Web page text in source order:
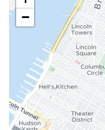
장애인
불연자객실
흡연 구역
리셉션 서비스
24시간 프런트 데스크
수하물 보관소
−